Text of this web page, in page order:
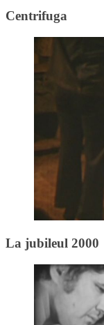
Centrifuga
La jubileul 2000